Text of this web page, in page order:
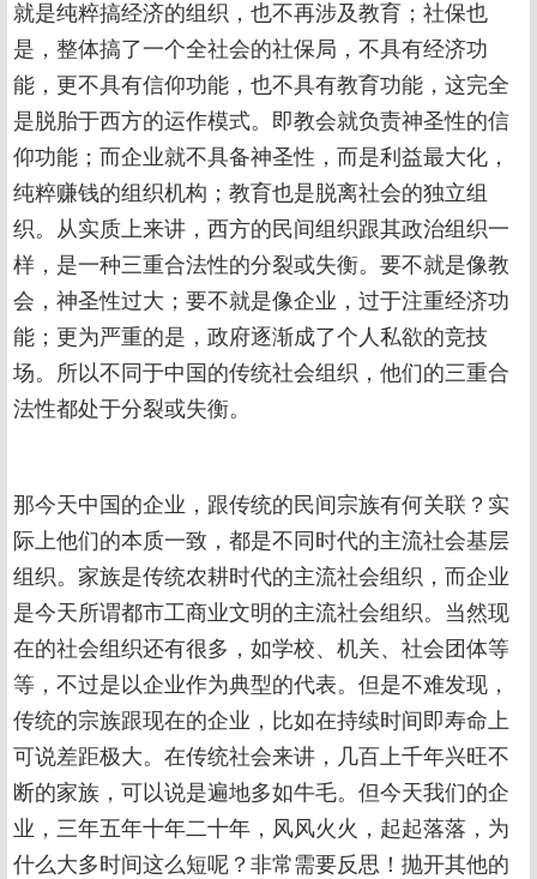
就是纯粹搞经济的组织，也不再涉及教育；社保也
是，整体搞了一个全社会的社保局，不具有经济功
能，更不具有信仰功能，也不具有教育功能，这完全
是脱胎于西方的运作模式。即教会就负责神圣性的信
仰功能；而企业就不具备神圣性，而是利益最大化，
纯粹赚钱的组织机构；教育也是脱离社会的独立组
织。从实质上来讲，西方的民间组织跟其政治组织一
样，是一种三重合法性的分裂或失衡。要不就是像教
会，神圣性过大；要不就是像企业，过于注重经济功
能；更为严重的是，政府逐渐成了个人私欲的竞技
场。所以不同于中国的传统社会组织，他们的三重合
法性都处于分裂或失衡。
那今天中国的企业，跟传统的民间宗族有何关联？实
际上他们的本质一致，都是不同时代的主流社会基层
组织。家族是传统农耕时代的主流社会组织，而企业
是今天所谓都市工商业文明的主流社会组织。当然现
在的社会组织还有很多，如学校、机关、社会团体等
等，不过是以企业作为典型的代表。但是不难发现，
传统的宗族跟现在的企业，比如在持续时间即寿命上
可说差距极大。在传统社会来讲，几百上千年兴旺不
断的家族，可以说是遍地多如牛毛。但今天我们的企
业，三年五年十年二十年，风风火火，起起落落，为
什么大多时间这么短呢？非常需要反思！抛开其他的